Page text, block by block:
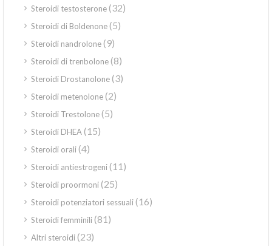
Steroidi testosterone(32)
Steroidi di Boldenone(5)
Steroidi nandrolone(9)
Steroidi di trenbolone(8)
Steroidi Drostanolone(3)
Steroidi metenolone(2)
Steroidi Trestolone(5)
Steroidi DHEA(15)
Steroidi orali(4)
Steroidi antiestrogeni(11)
Steroidi proormoni(25)
Steroidi potenziatori sessuali(16)
Steroidi femminili(81)
Altri steroidi(23)